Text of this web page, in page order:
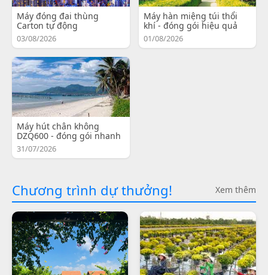
Máy đóng đai thùng
Carton tự động
03/08/2026
Máy hàn miệng túi thổi
khí - đóng gói hiệu quả
01/08/2026
Máy hút chân không
DZQ600 - đóng gói nhanh
31/07/2026
Chương trình dự thưởng! Xem thêm